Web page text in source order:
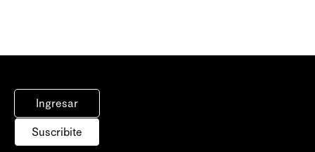
Ingresar
Suscribite